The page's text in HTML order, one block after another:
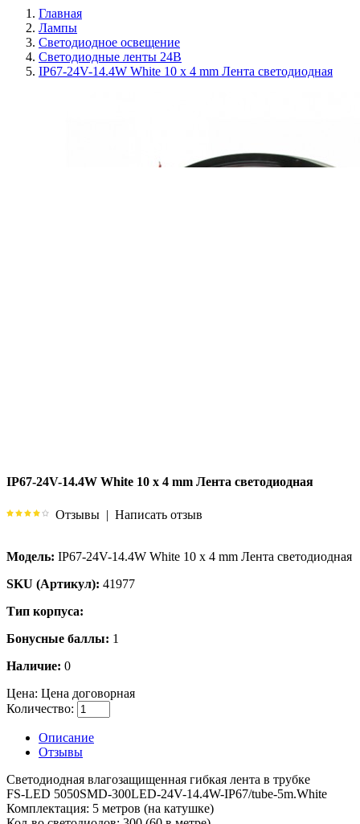
Главная
Лампы
Светодиодное освещение
Светодиодные ленты 24В
IP67-24V-14.4W White 10 х 4 mm Лента светодиодная
IP67-24V-14.4W White 10 х 4 mm Лента светодиодная
Отзывы | Написать отзыв
Модель: IP67-24V-14.4W White 10 х 4 mm Лента светодиодная
SKU (Артикул): 41977
Тип корпуса:
Бонусные баллы: 1
Наличие: 0
Цена: Цена договорная
Количество:
Описание
Отзывы
Светодиодная влагозащищенная гибкая лента в трубке
FS-LED 5050SMD-300LED-24V-14.4W-IP67/tube-5m.White
Комплектация: 5 метров (на катушке)